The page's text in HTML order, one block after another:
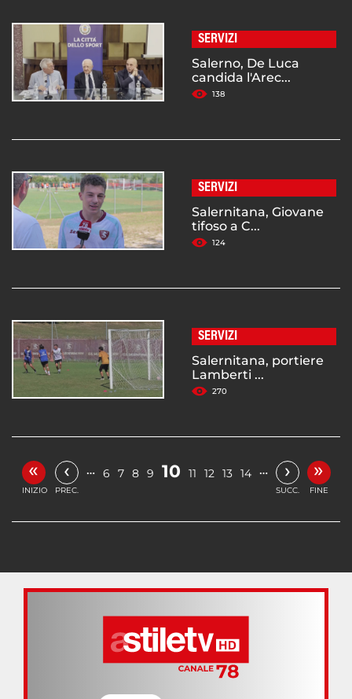
SERVIZI
Salerno, De Luca
candida l'Arec...
138
SERVIZI
Salernitana, Giovane
tifoso a C...
124
SERVIZI
Salernitana, portiere
Lamberti ...
270
«
INIZIO
‹
PREC.
… 6 7 8 9 10 11 12 13 14 … ›
SUCC.
»
FINE